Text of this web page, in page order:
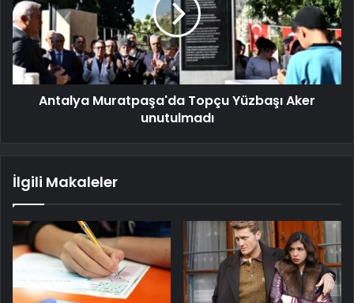
Antalya Muratpaşa'da Topçu Yüzbaşı Aker
unutulmadı
İlgili Makaleler